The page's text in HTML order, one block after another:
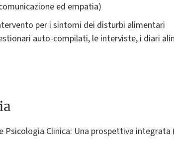
ed empatia)
per i sintomi dei disturbi alimentari
auto-compilati, le interviste, i diari
Psicologia Clinica: Una prospettiva integrata